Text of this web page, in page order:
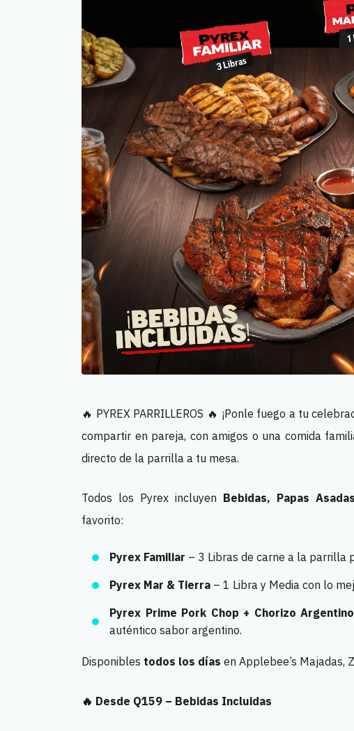
🔥 PYREX PARRILLEROS 🔥 ¡Ponle fuego a tu
compartir en pareja, con amigos o una comida
directo de la parrilla a tu mesa.
Todos los Pyrex incluyen Bebidas, Papas
favorito:
Pyrex Familiar – 3 Libras de carne a la parrilla
Pyrex Mar & Tierra – 1 Libra y Media con lo
Pyrex Prime Pork Chop + Chorizo Argentino
auténtico sabor argentino.
Disponibles todos los días en Applebee’s Majadas,
🔥 Desde Q159 – Bebidas Incluidas